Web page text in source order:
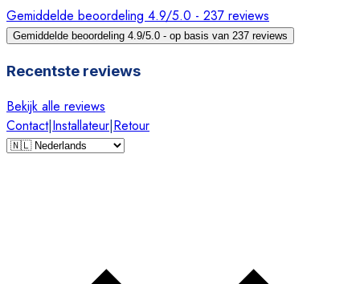
Gemiddelde beoordeling 4.9/5.0 - 237 reviews
Gemiddelde beoordeling 4.9/5.0 - op basis van 237 reviews
Recentste reviews
Bekijk alle reviews
Contact|Installateur|Retour